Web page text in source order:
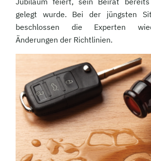
gelegt wurde. Bei der jüngsten
beschlossen die Experten
Änderungen der Richtlinien.